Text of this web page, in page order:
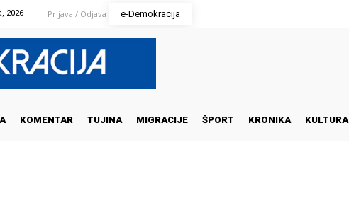
2026 Prijava / Odjava e-Demokracija
KOMENTAR TUJINA MIGRACIJE ŠPORT KRONIKA KULTURA